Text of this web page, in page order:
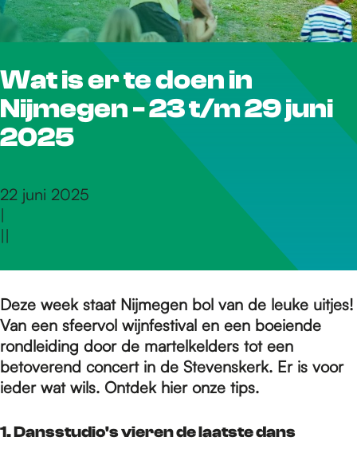
r
d
e
o
m
e
p
Wat is er te doen in
Nijmegen - 23 t/m 29 juni
2025
22 juni 2025
|
||
Deze week staat Nijmegen bol van de leuke uitjes!
Van een sfeervol wijnfestival en een boeiende
rondleiding door de martelkelders tot een
betoverend concert in de Stevenskerk. Er is voor
ieder wat wils. Ontdek hier onze tips.
1. Dansstudio's vieren de laatste dans